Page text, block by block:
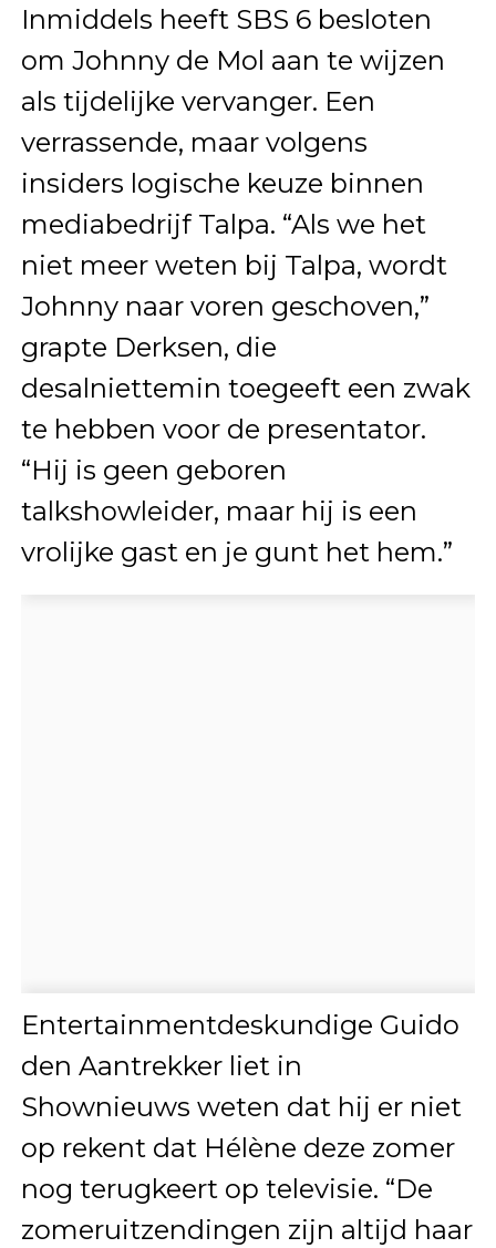
Inmiddels heeft SBS 6 besloten
om Johnny de Mol aan te wijzen
als tijdelijke vervanger. Een
verrassende, maar volgens
insiders logische keuze binnen
mediabedrijf Talpa. “Als we het
niet meer weten bij Talpa, wordt
Johnny naar voren geschoven,”
grapte Derksen, die
desalniettemin toegeeft een zwak
te hebben voor de presentator.
“Hij is geen geboren
talkshowleider, maar hij is een
vrolijke gast en je gunt het hem.”
Entertainmentdeskundige Guido
den Aantrekker liet in
Shownieuws weten dat hij er niet
op rekent dat Hélène deze zomer
nog terugkeert op televisie. “De
zomeruitzendingen zijn altijd haar